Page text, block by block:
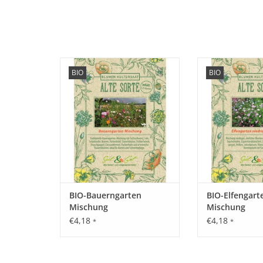
BIO
Erleben Sie unsere
Bauerngarten Mischung
mit seltenen, historischen
Blumen wieder, die fast in
Vergessenheit geraten sind!
ZUM WARENKORB HINZUFÜGEN
BIO-Bauerngarten
Mischung
€4,18 *
BIO
Erleben Sie
Mischung
historischen
fast in
ZUM
BIO-
Mischung
€4,18 *